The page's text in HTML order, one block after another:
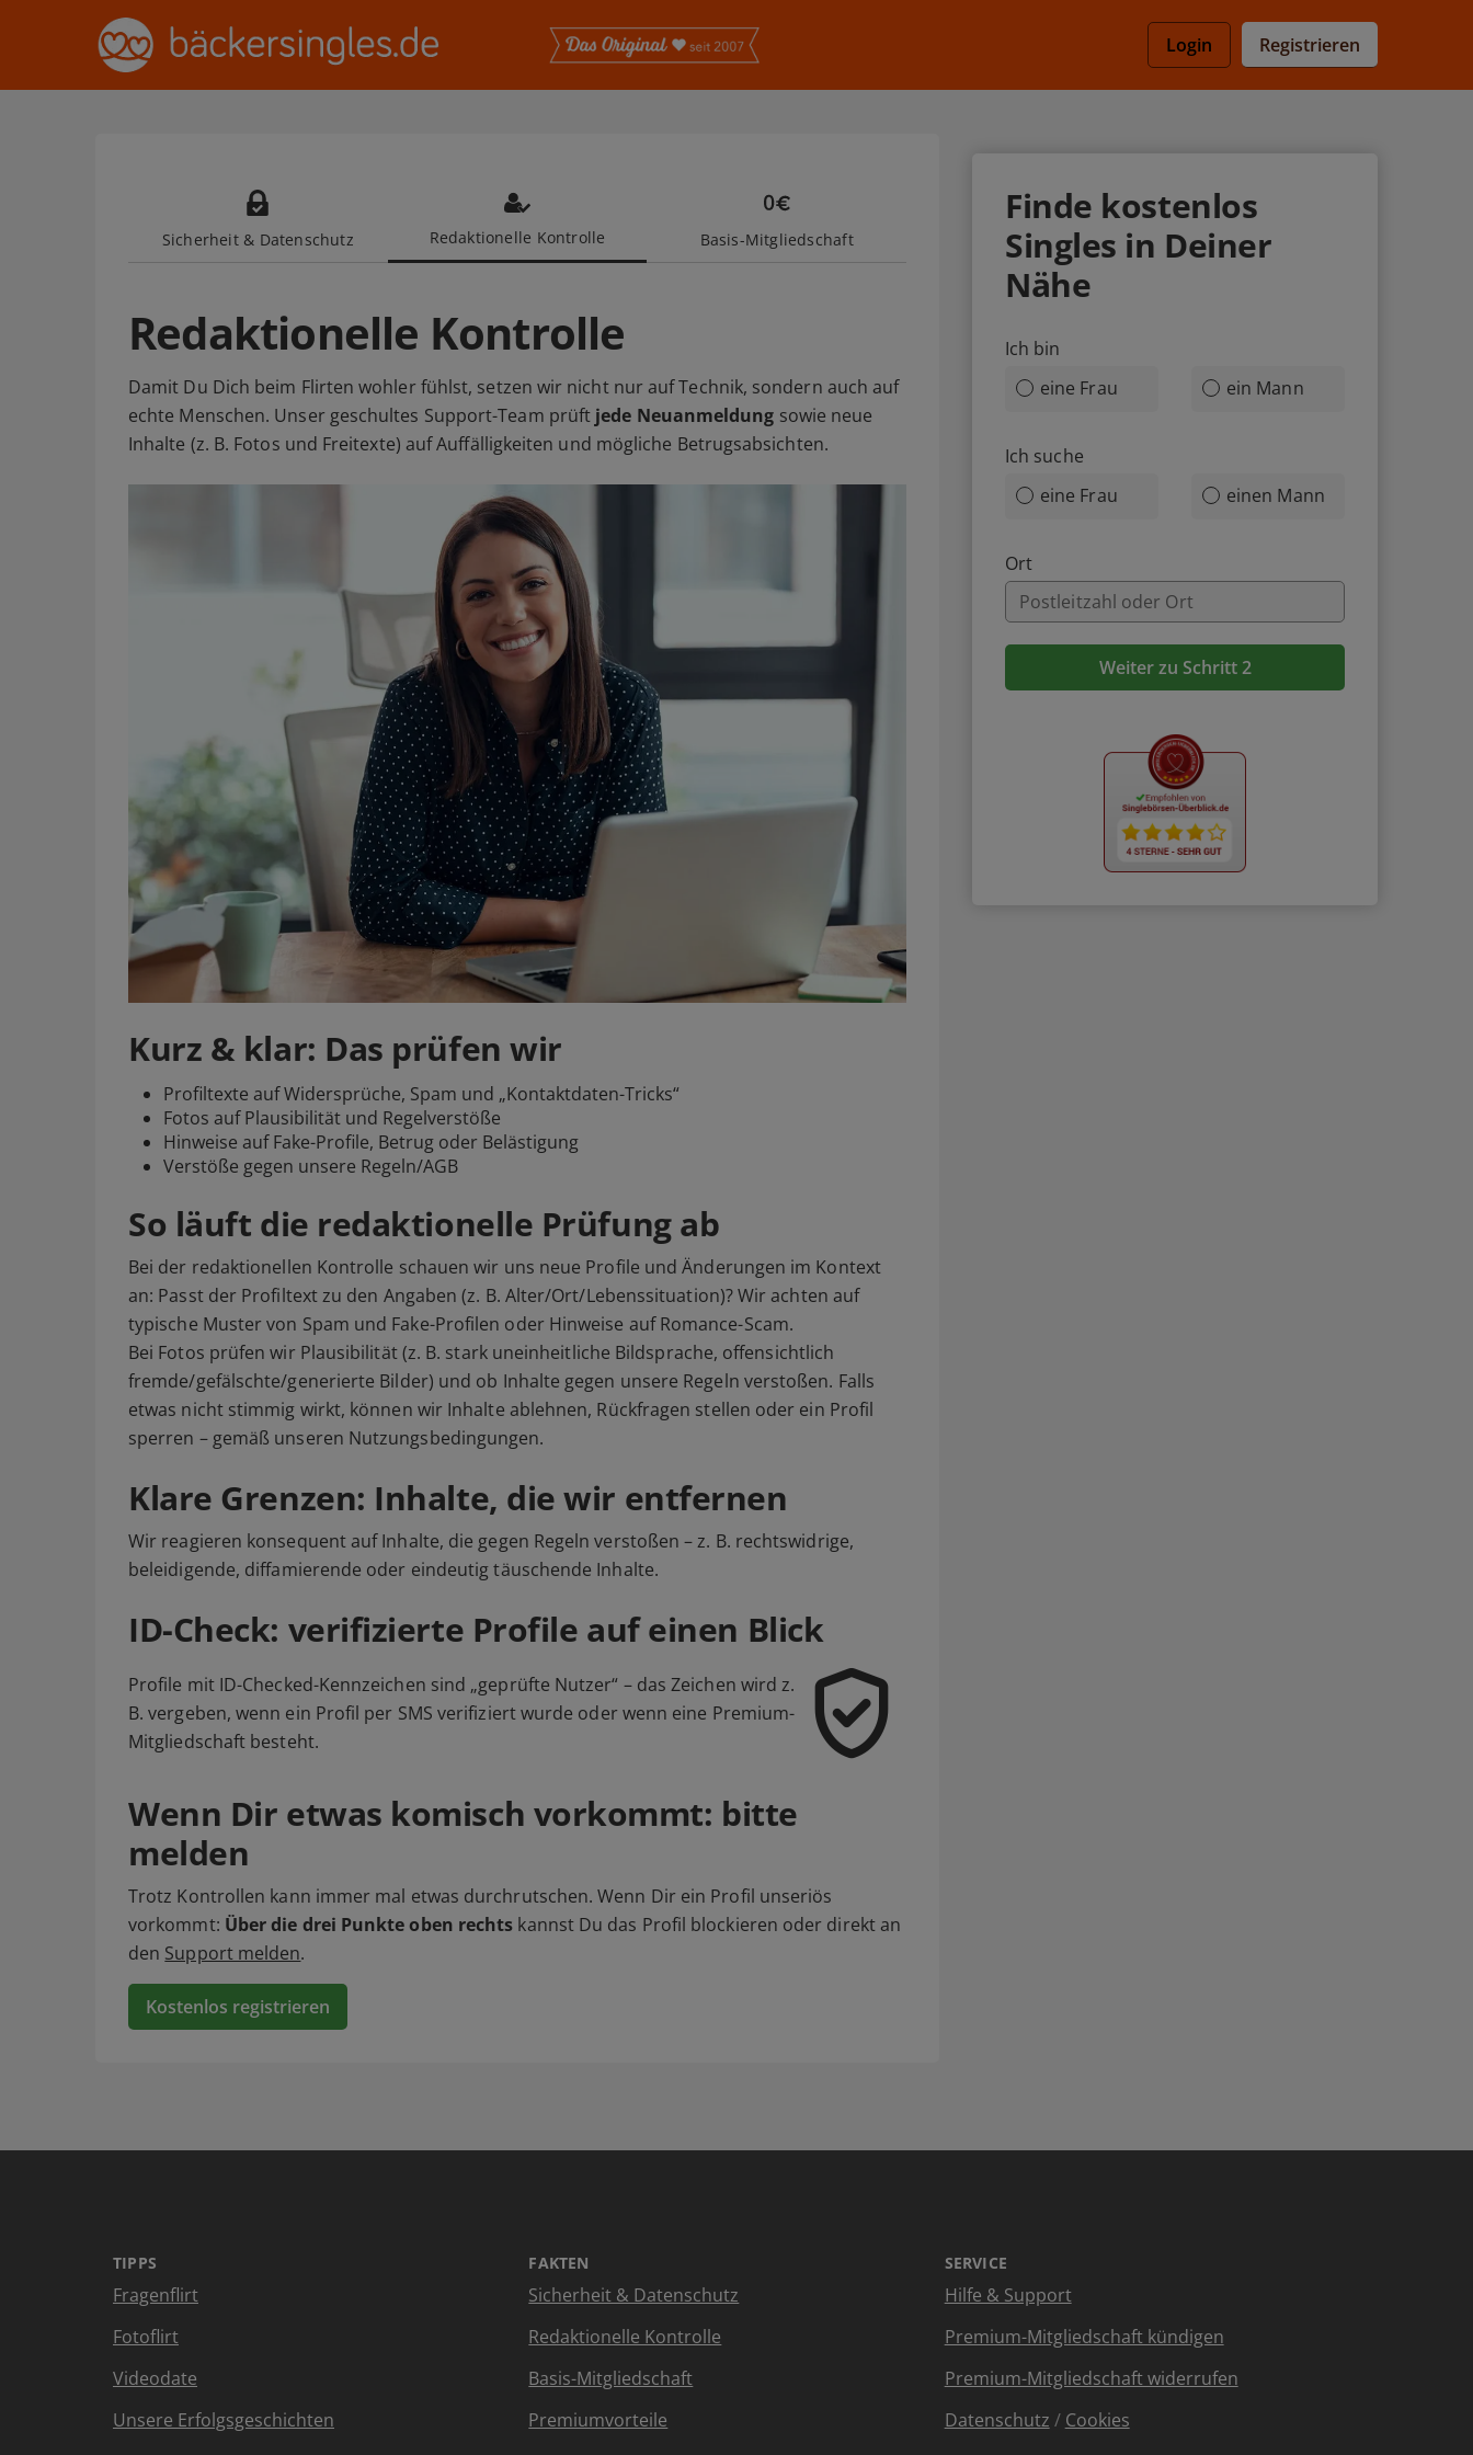
Login Registrieren
Sicherheit & Datenschutz Redaktionelle Kontrolle Basis-Mitgliedschaft
Redaktionelle Kontrolle
Damit Du Dich beim Flirten wohler fühlst, setzen wir nicht nur auf Technik, sondern auch auf
echte Menschen. Unser geschultes Support-Team prüft jede Neuanmeldung sowie neue
Inhalte (z. B. Fotos und Freitexte) auf Auffälligkeiten und mögliche Betrugsabsichten.
Kurz & klar: Das prüfen wir
Profiltexte auf Widersprüche, Spam und „Kontaktdaten-Tricks“
Fotos auf Plausibilität und Regelverstöße
Hinweise auf Fake-Profile, Betrug oder Belästigung
Verstöße gegen unsere Regeln/AGB
So läuft die redaktionelle Prüfung ab
Bei der redaktionellen Kontrolle schauen wir uns neue Profile und Änderungen im Kontext
an: Passt der Profiltext zu den Angaben (z. B. Alter/Ort/Lebenssituation)? Wir achten auf
typische Muster von Spam und Fake-Profilen oder Hinweise auf Romance-Scam.
Bei Fotos prüfen wir Plausibilität (z. B. stark uneinheitliche Bildsprache, offensichtlich
fremde/gefälschte/generierte Bilder) und ob Inhalte gegen unsere Regeln verstoßen. Falls
etwas nicht stimmig wirkt, können wir Inhalte ablehnen, Rückfragen stellen oder ein Profil
sperren – gemäß unseren Nutzungsbedingungen.
Klare Grenzen: Inhalte, die wir entfernen
Wir reagieren konsequent auf Inhalte, die gegen Regeln verstoßen – z. B. rechtswidrige,
beleidigende, diffamierende oder eindeutig täuschende Inhalte.
ID-Check: verifizierte Profile auf einen Blick
Profile mit ID-Checked-Kennzeichen sind „geprüfte Nutzer“ – das Zeichen wird z.
B. vergeben, wenn ein Profil per SMS verifiziert wurde oder wenn eine Premium-
Mitgliedschaft besteht.
Wenn Dir etwas komisch vorkommt: bitte
melden
Trotz Kontrollen kann immer mal etwas durchrutschen. Wenn Dir ein Profil unseriös
vorkommt: Über die drei Punkte oben rechts kannst Du das Profil blockieren oder direkt an
den Support melden.
Kostenlos registrieren
Finde kostenlos
Singles in Deiner
Nähe
Ich bin
eine Frau
ein Mann
Ich suche
eine Frau
einen Mann
Ort
Weiter zu Schritt 2
TIPPS
Fragenflirt
Fotoflirt
Videodate
Unsere Erfolgsgeschichten
FAKTEN
Sicherheit & Datenschutz
Redaktionelle Kontrolle
Basis-Mitgliedschaft
Premiumvorteile
SERVICE
Hilfe & Support
Premium-Mitgliedschaft kündigen
Premium-Mitgliedschaft widerrufen
Datenschutz / Cookies